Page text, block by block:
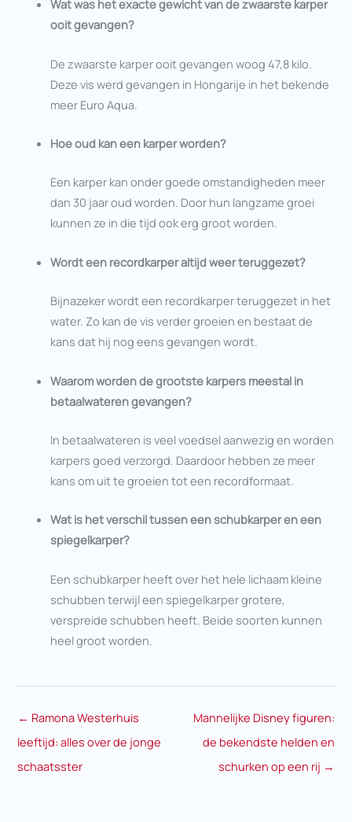
Wat was het exacte gewicht van de zwaarste karper
ooit gevangen?
De zwaarste karper ooit gevangen woog 47,8 kilo.
Deze vis werd gevangen in Hongarije in het bekende
meer Euro Aqua.
Hoe oud kan een karper worden?
Een karper kan onder goede omstandigheden meer
dan 30 jaar oud worden. Door hun langzame groei
kunnen ze in die tijd ook erg groot worden.
Wordt een recordkarper altijd weer teruggezet?
Bijnazeker wordt een recordkarper teruggezet in het
water. Zo kan de vis verder groeien en bestaat de
kans dat hij nog eens gevangen wordt.
Waarom worden de grootste karpers meestal in
betaalwateren gevangen?
In betaalwateren is veel voedsel aanwezig en worden
karpers goed verzorgd. Daardoor hebben ze meer
kans om uit te groeien tot een recordformaat.
Wat is het verschil tussen een schubkarper en een
spiegelkarper?
Een schubkarper heeft over het hele lichaam kleine
schubben terwijl een spiegelkarper grotere,
verspreide schubben heeft. Beide soorten kunnen
heel groot worden.
← Ramona Westerhuis
leeftijd: alles over de jonge
schaatsster
Mannelijke Disney figuren:
de bekendste helden en
schurken op een rij →